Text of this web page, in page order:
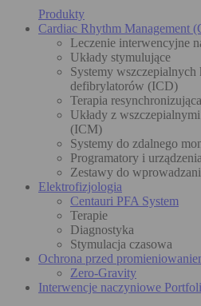
Produkty
Cardiac Rhythm Management
Leczenie interwencyjne
Układy stymulujące
Systemy
defibrylatorów (ICD)
Terapia
Układy z
(ICM)
Systemy do zdalnego
Programatory i
Zestawy do
Elektrofizjologia
Centauri PFA System
Terapie
Diagnostyka
Stymulacja czasowa
Ochrona przed
Zero-Gravity
Interwencje naczyniowe